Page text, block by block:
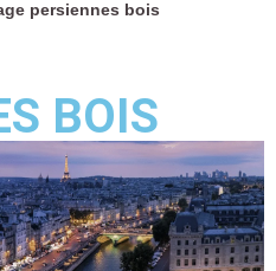
persiennes bois
BOIS